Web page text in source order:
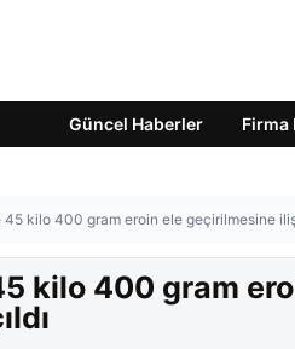
Güncel Haberler Firma
45 kilo 400 gram eroin ele geçirilmesine
kilo 400 gram